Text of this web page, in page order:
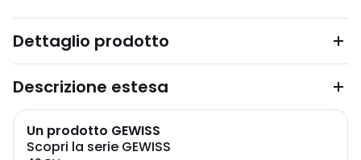
Dettaglio prodotto
Descrizione estesa
Un prodotto GEWISS
Scopri la serie GEWISS